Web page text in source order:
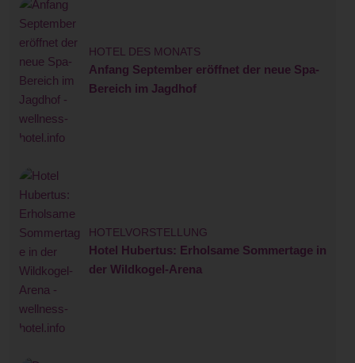
HOTEL DES MONATS
Anfang September eröffnet der neue Spa-
Bereich im Jagdhof
HOTELVORSTELLUNG
Hotel Hubertus: Erholsame Sommertage in
der Wildkogel-Arena